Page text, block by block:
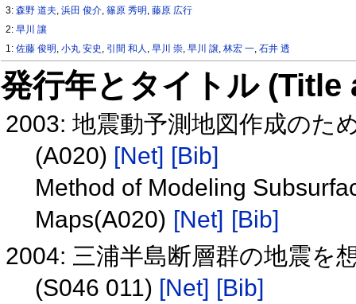
3:森野 道夫,浜田 俊介,篠原 秀明 ,藤原 広行
2:早川 讓
1:佐藤 俊明 ,小丸 安史 , 引間 和人 ,早川 崇,早川 譲,林宏 一,石井 透
発行年とタイトル
2003: 地震動予測地図作成のた
(A020) [Net] [Bib]
Method of Modeling
Maps(A020) [Net] [Bib]
2004: 三浦半島断層群の地震を
(S046 011) [Net] [Bib]